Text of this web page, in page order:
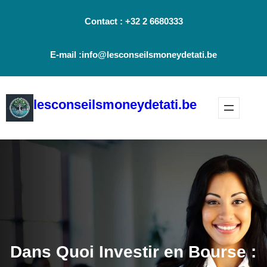
Contact : +32 2 6680333
E-mail :info@lesconseilsmoneydetati.be
lesconseilsmoneydetati.be
Dans Quoi Investir en Bourse :